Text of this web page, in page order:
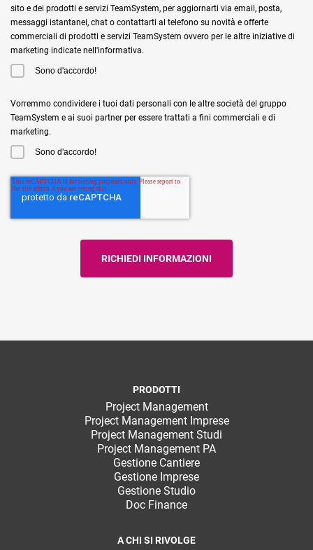
sito e dei prodotti e servizi TeamSystem, per aggiornarti via email, posta,
messaggi istantanei, chat o contattarti al telefono su novità e offerte
commerciali di prodotti e servizi TeamSystem ovvero per le altre iniziative di
marketing indicate nell'informativa.
Sono d'accordo!
Vorremmo condividere i tuoi dati personali con le altre società del gruppo
TeamSystem e ai suoi partner per essere trattati a fini commerciali e di
marketing.
Sono d'accordo!
PRODOTTI
Project Management
Project Management Imprese
Project Management Studi
Project Management PA
Gestione Cantiere
Gestione Imprese
Gestione Studio
Doc Finance
A CHI SI RIVOLGE